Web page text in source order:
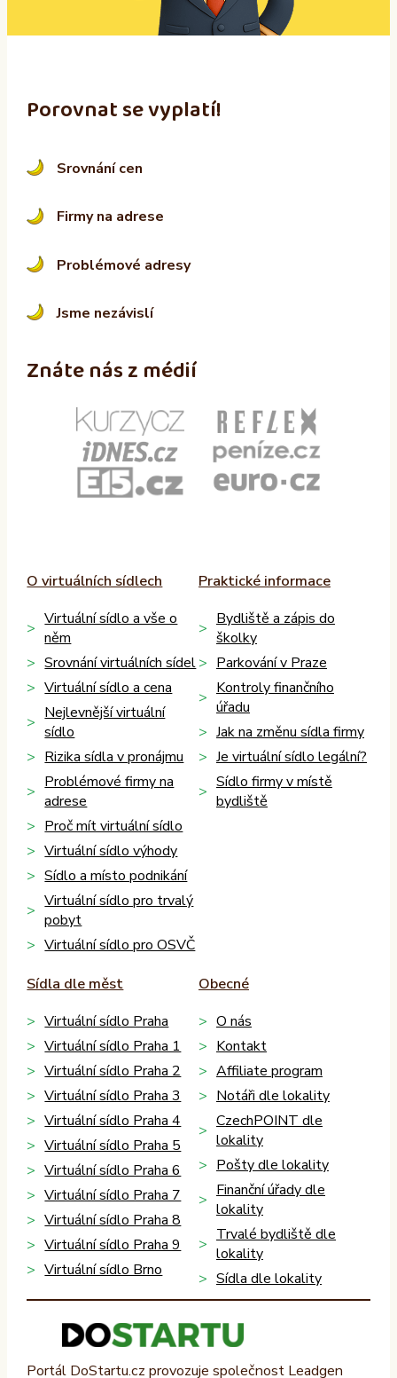
:
Porovnat se vyplatí!
Srovnání cen
Firmy na adrese
Problémové adresy
Jsme nezávislí
Znáte nás z médií
O virtuálních sídlech
Virtuální sídlo a vše o
něm
Srovnání virtuálních sídel
Virtuální sídlo a cena
Nejlevnější virtuální
sídlo
Rizika sídla v pronájmu
Problémové firmy na
adrese
Proč mít virtuální sídlo
Virtuální sídlo výhody
Sídlo a místo podnikání
Virtuální sídlo pro trvalý
pobyt
Virtuální sídlo pro OSVČ
Praktické informace
Bydliště a zápis do
školky
Parkování v Praze
Kontroly finančního
úřadu
Jak na změnu sídla firmy
Je virtuální sídlo legální?
Sídlo firmy v místě
bydliště
Sídla dle měst
Virtuální sídlo Praha
Virtuální sídlo Praha 1
Virtuální sídlo Praha 2
Virtuální sídlo Praha 3
Virtuální sídlo Praha 4
Virtuální sídlo Praha 5
Virtuální sídlo Praha 6
Virtuální sídlo Praha 7
Virtuální sídlo Praha 8
Virtuální sídlo Praha 9
Virtuální sídlo Brno
Obecné
O nás
Kontakt
Affiliate program
Notáři dle lokality
CzechPOINT dle
lokality
Pošty dle lokality
Finanční úřady dle
lokality
Trvalé bydliště dle
lokality
Sídla dle lokality
Portál DoStartu.cz provozuje společnost Leadgen